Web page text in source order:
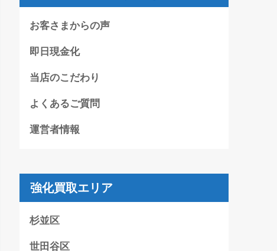
お客さまからの声
即日現金化
当店のこだわり
よくあるご質問
運営者情報
強化買取エリア
杉並区
世田谷区